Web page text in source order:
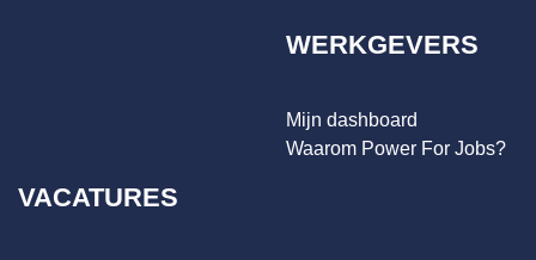
WERKGEVERS
Mijn dashboard
Waarom Power For Jobs?
VACATURES